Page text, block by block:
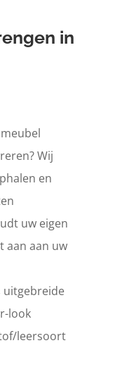
in
Wij
en
uw eigen
aan aan uw
uitgebreide
look
leersoort